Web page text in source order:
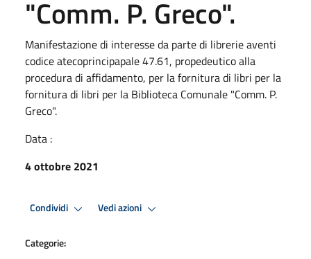
"Comm. P. Greco".
Manifestazione di interesse da parte di librerie aventi
codice atecoprincipapale 47.61, propedeutico alla
procedura di affidamento, per la fornitura di libri per la
fornitura di libri per la Biblioteca Comunale "Comm. P.
Greco".
Data :
4 ottobre 2021
Condividi Vedi azioni
Categorie: